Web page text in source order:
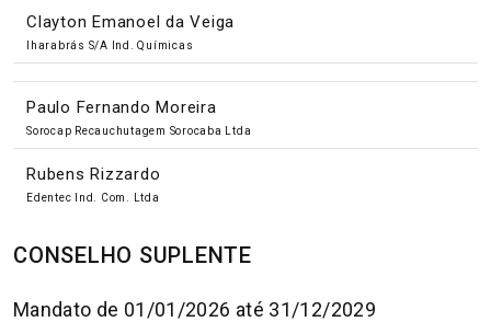
Clayton Emanoel da Veiga
Iharabrás S/A Ind. Químicas
Paulo Fernando Moreira
Sorocap Recauchutagem Sorocaba Ltda
Rubens Rizzardo
Edentec Ind. Com. Ltda
CONSELHO SUPLENTE
Mandato de 01/01/2026 até 31/12/2029